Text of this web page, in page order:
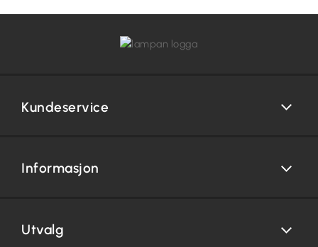
Kundeservice
Informasjon
Utvalg